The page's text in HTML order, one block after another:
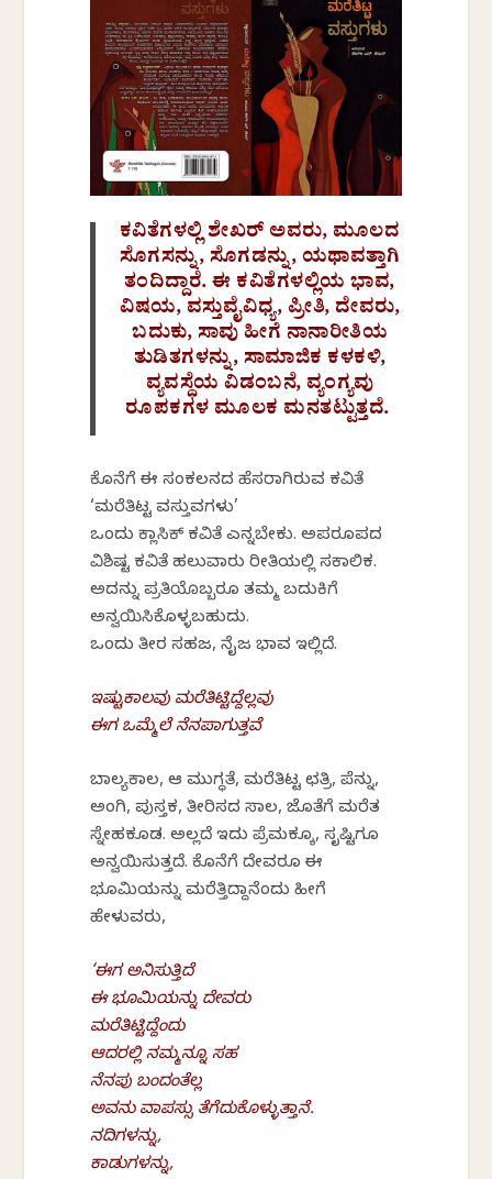
ಕವಿತೆಗಳಲ್ಲಿ ಶೇಖರ್ ಅವರು, ಮೂಲದ
ಸೊಗಸನ್ನು, ಸೊಗಡನ್ನು, ಯಥಾವತ್ತಾಗಿ
ತಂದಿದ್ದಾರೆ. ಈ ಕವಿತೆಗಳಲ್ಲಿಯ ಭಾವ,
ವಿಷಯ, ವಸ್ತುವೈವಿಧ್ಯ, ಪ್ರೀತಿ, ದೇವರು,
ಬದುಕು, ಸಾವು ಹೀಗೆ ನಾನಾರೀತಿಯ
ತುಡಿತಗಳನ್ನು, ಸಾಮಾಜಿಕ ಕಳಕಳಿ,
ವ್ಯವಸ್ಥೆಯ ವಿಡಂಬನೆ, ವ್ಯಂಗ್ಯವು
ರೂಪಕಗಳ ಮೂಲಕ ಮನತಟ್ಟುತ್ತದೆ.
ಕೊನೆಗೆ ಈ ಸಂಕಲನದ ಹೆಸರಾಗಿರುವ ಕವಿತೆ
‘ಮರೆತಿಟ್ಟ ವಸ್ತುವಗಳು’
ಒಂದು ಕ್ಲಾಸಿಕ್ ಕವಿತೆ ಎನ್ನಬೇಕು. ಅಪರೂಪದ
ವಿಶಿಷ್ಟ ಕವಿತೆ ಹಲುವಾರು ರೀತಿಯಲ್ಲಿ ಸಕಾಲಿಕ.
ಅದನ್ನು ಪ್ರತಿಯೊಬ್ಬರೂ ತಮ್ಮ ಬದುಕಿಗೆ
ಅನ್ವಯಿಸಿಕೊಳ್ಳಬಹುದು.
ಒಂದು ತೀರ ಸಹಜ, ನೈಜ ಭಾವ ಇಲ್ಲಿದೆ.
ಇಷ್ಟುಕಾಲವು ಮರೆತಿಟ್ಟಿದ್ದೆಲ್ಲವು
ಈಗ ಒಮ್ಮೆಲೆ ನೆನಪಾಗುತ್ತವೆ
ಬಾಲ್ಯಕಾಲ, ಆ ಮುಗ್ಧತೆ, ಮರೆತಿಟ್ಟ ಛತ್ರಿ, ಪೆನ್ನು,
ಅಂಗಿ, ಪುಸ್ತಕ, ತೀರಿಸದ ಸಾಲ, ಜೊತೆಗೆ ಮರೆತ
ಸ್ನೇಹಕೂಡ. ಅಲ್ಲದೆ ಇದು ಪ್ರೆಮಕ್ಕೂ, ಸೃಷ್ಟಿಗೂ
ಅನ್ವಯಿಸುತ್ತದೆ. ಕೊನೆಗೆ ದೇವರೂ ಈ
ಭೂಮಿಯನ್ನು ಮರೆತ್ತಿದ್ದಾನೆಂದು ಹೀಗೆ
ಹೇಳುವರು,
‘ಈಗ ಅನಿಸುತ್ತಿದೆ
ಈ ಭೂಮಿಯನ್ನು ದೇವರು
ಮರೆತಿಟ್ಟಿದ್ದೆಂದು
ಆದರಲ್ಲಿ ನಮ್ಮನ್ನೂ ಸಹ
ನೆನಪು ಬಂದಂತೆಲ್ಲ
ಅವನು ವಾಪಸ್ಸು ತೆಗೆದುಕೊಳ್ಳುತ್ತಾನೆ.
ನದಿಗಳನ್ನು,
ಕಾಡುಗಳನ್ನು,